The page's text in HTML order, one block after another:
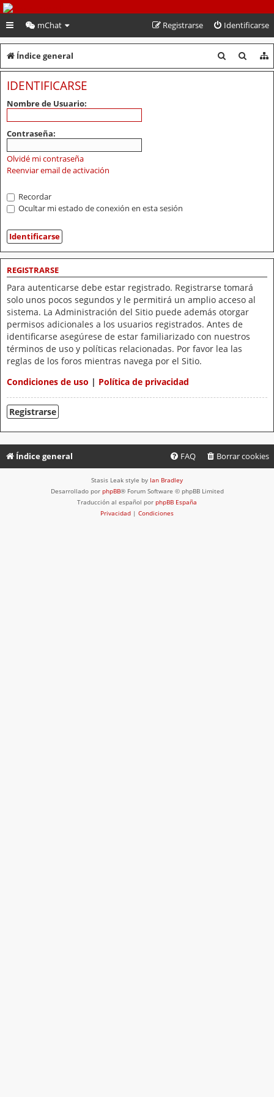
PeruVoley.com
mChat Identificarse
Registrarse
Índice general
u
u
IDENTIFICARSE
Nombre de Usuario:
Contraseña:
Olvidé mi contraseña
Reenviar email de activación
Recordar
Ocultar mi estado de conexión en esta sesión
REGISTRARSE
Para autenticarse debe estar registrado. Registrarse tomará
solo unos pocos segundos y le permitirá un amplio acceso al
sistema. La Administración del Sitio puede además otorgar
permisos adicionales a los usuarios registrados. Antes de
identificarse asegúrese de estar familiarizado con nuestros
términos de uso y políticas relacionadas. Por favor lea las
reglas de los foros mientras navega por el Sitio.
Condiciones de uso | Política de privacidad
Registrarse
Índice general Borrar cookies
FAQ
Stasis Leak style by Ian Bradley
Desarrollado por phpBB® Forum Software © phpBB Limited
Traducción al español por phpBB España
Privacidad | Condiciones